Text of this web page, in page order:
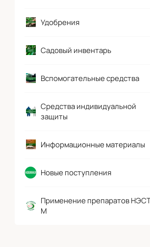
Удобрения
Садовый инвентарь
Вспомогательные средства
Средства индивидуальной
защиты
Информационные материалы
Новые поступления
Применение препаратов
М